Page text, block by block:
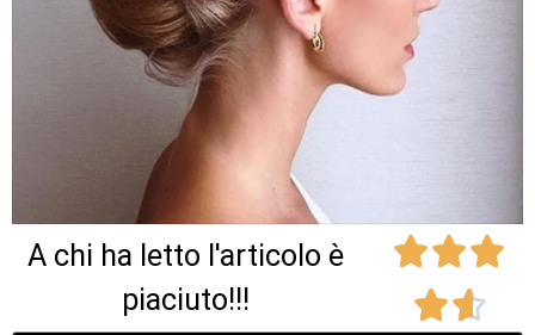
A chi ha letto l'articolo è
piaciuto!!!

